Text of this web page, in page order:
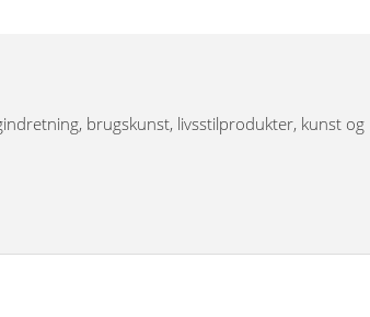
brugskunst, livsstilprodukter, kunst og